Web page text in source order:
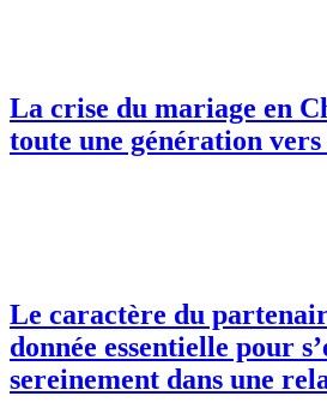
La crise du mariage en
toute une génération
Le caractère du
donnée essentielle pour
sereinement dans une